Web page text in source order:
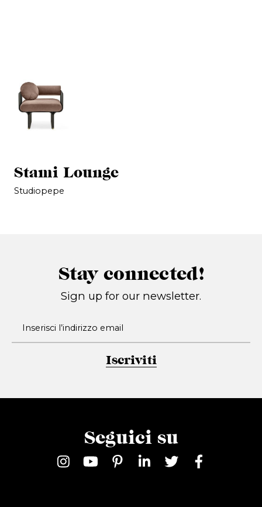
Stami Lounge
Studiopepe
Stay connected!
Sign up for our newsletter.
Iscriviti
Seguici su